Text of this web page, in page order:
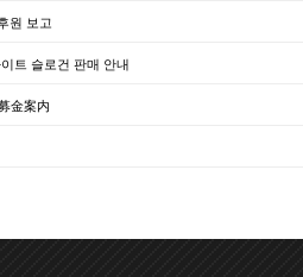
원 보고
트 슬로건 판매 안내
金案内